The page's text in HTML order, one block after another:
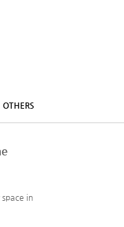
OTHERS
in